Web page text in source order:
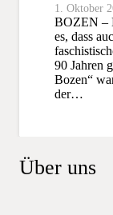
1. Oktober
BOZEN –
es, dass
90 Jahren
Bozen“
der…
Über uns